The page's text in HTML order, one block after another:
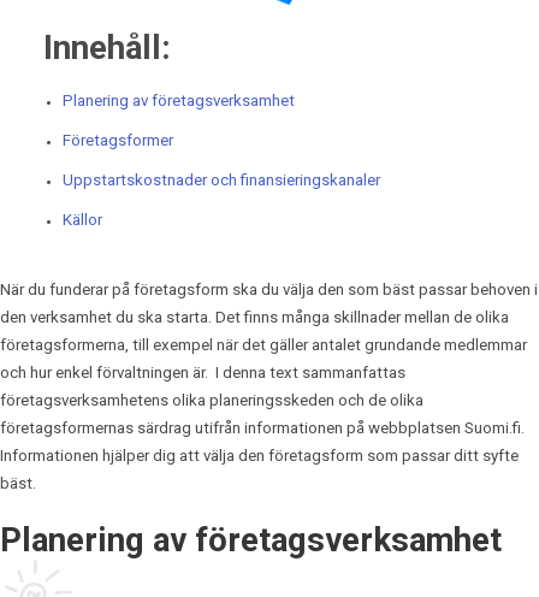
Innehåll:
Planering av företagsverksamhet
Företagsformer
Uppstartskostnader och finansieringskanaler
Källor
När du funderar på företagsform ska du välja den som bäst passar behoven i
den verksamhet du ska starta. Det finns många skillnader mellan de olika
företagsformerna, till exempel när det gäller antalet grundande medlemmar
och hur enkel förvaltningen är. I denna text sammanfattas
företagsverksamhetens olika planeringsskeden och de olika
företagsformernas särdrag utifrån informationen på webbplatsen Suomi.fi.
Informationen hjälper dig att välja den företagsform som passar ditt syfte
bäst.
Planering av företagsverksamhet